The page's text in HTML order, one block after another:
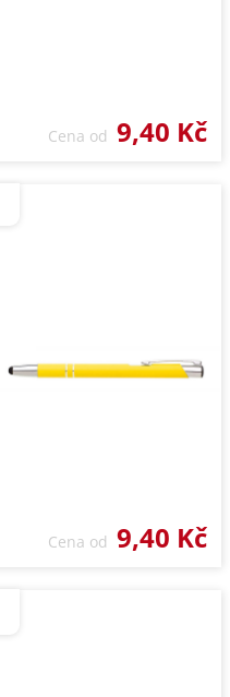
Cena od 9,40 Kč
Cena od 9,40 Kč